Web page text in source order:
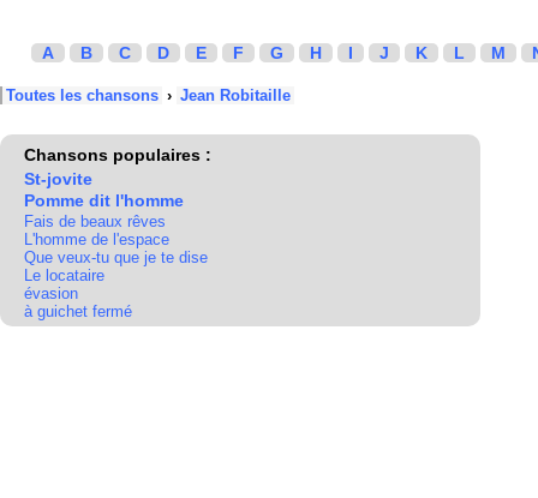
A B C D E F G H I J K L M
Toutes les chansons › Jean Robitaille
Chansons populaires :
St-jovite
Pomme dit l'homme
Fais de beaux rêves
L'homme de l'espace
Que veux-tu que je te dise
Le locataire
évasion
à guichet fermé